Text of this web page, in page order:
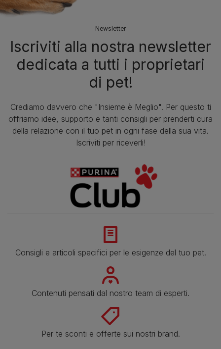
Newsletter
Iscriviti alla nostra newsletter
dedicata a tutti i proprietari
di pet!
Crediamo davvero che "Insieme è Meglio". Per questo ti
offriamo idee, supporto e tanti consigli per prenderti cura
della relazione con il tuo pet in ogni fase della sua vita.
Iscriviti per riceverli!
Consigli e articoli specifici per le esigenze del tuo pet.
Contenuti pensati dal nostro team di esperti.
Per te sconti e offerte sui nostri brand.